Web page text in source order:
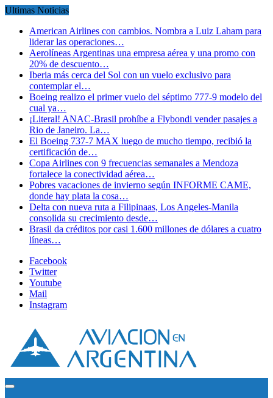
Ultimas Noticias
American Airlines con cambios. Nombra a Luiz Laham para
liderar las operaciones…
Aerolíneas Argentinas una empresa aérea y una promo con
20% de descuento…
Iberia más cerca del Sol con un vuelo exclusivo para
contemplar el…
Boeing realizo el primer vuelo del séptimo 777-9 modelo del
cual ya…
¡Literal! ANAC-Brasil prohíbe a Flybondi vender pasajes a
Rio de Janeiro. La…
El Boeing 737-7 MAX luego de mucho tiempo, recibió la
certificación de…
Copa Airlines con 9 frecuencias semanales a Mendoza
fortalece la conectividad aérea…
Pobres vacaciones de invierno según INFORME CAME,
donde hay plata la cosa…
Delta con nueva ruta a Filipinaas, Los Angeles-Manila
consolida su crecimiento desde…
Brasil da créditos por casi 1.600 millones de dólares a cuatro
líneas…
Facebook
Twitter
Youtube
Mail
Instagram